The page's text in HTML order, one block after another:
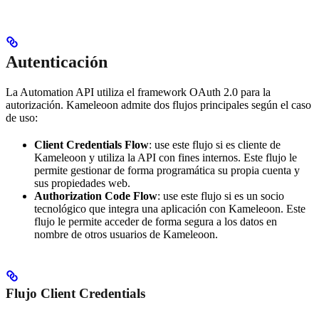
Autenticación
La Automation API utiliza el framework OAuth 2.0 para la
autorización. Kameleoon admite dos flujos principales según el caso
de uso:
Client Credentials Flow: use este flujo si es cliente de
Kameleoon y utiliza la API con fines internos. Este flujo le
permite gestionar de forma programática su propia cuenta y
sus propiedades web.
Authorization Code Flow: use este flujo si es un socio
tecnológico que integra una aplicación con Kameleoon. Este
flujo le permite acceder de forma segura a los datos en
nombre de otros usuarios de Kameleoon.
Flujo Client Credentials